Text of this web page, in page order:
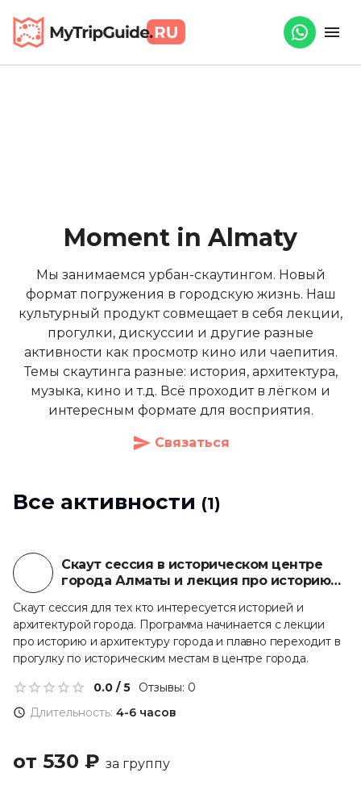
Moment in Almaty
Мы занимаемся урбан-скаутингом. Новый
формат погружения в городскую жизнь. Наш
культурный продукт совмещает в себя лекции,
прогулки, дискуссии и другие разные
активности как просмотр кино или чаепития.
Темы скаутинга разные: история, архитектура,
музыка, кино и т.д. Всё проходит в лёгком и
интересным формате для восприятия.
Связаться
Все активности (1)
Скаут сессия в историческом центре
города Алматы и лекция про историю
Скаут сессия для тех кто интересуется историей и
архитектурой города. Программа начинается с лекции
про историю и архитектуру города и плавно переходит в
прогулку по историческим местам в центре города.
0.0 / 5 Отзывы: 0
Длительность: 4-6 часов
от 530 ₽ за группу